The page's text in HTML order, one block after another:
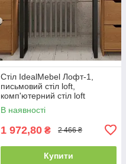
Стіл IdealMebel Лофт-1,
письмовий стіл loft,
комп'ютерний стіл loft
В наявності
1 972,80 ₴ 2 466 ₴
Купити